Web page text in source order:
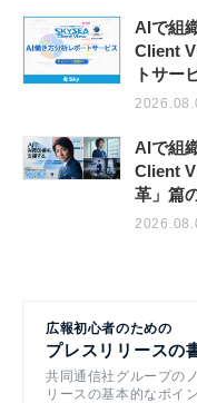
AIで組
Client
トサー
AIで組
Client
革」篇
広報初心者のための
プレスリリースの
共同通信社グループの
リースの基本的なポイ